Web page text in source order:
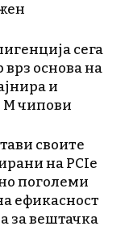
сега
врз основа на
и
М чипови
своите
на PCIe
поголеми
ефикасност
за вештачка